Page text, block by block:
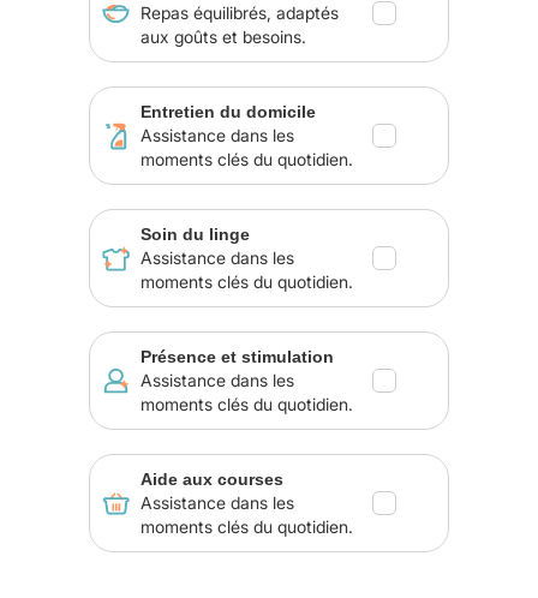
Repas équilibrés, adaptés
aux goûts et besoins.
Entretien du domicile
Assistance dans les
moments clés du quotidien.
Soin du linge
Assistance dans les
moments clés du quotidien.
Présence et stimulation
Assistance dans les
moments clés du quotidien.
Aide aux courses
Assistance dans les
moments clés du quotidien.